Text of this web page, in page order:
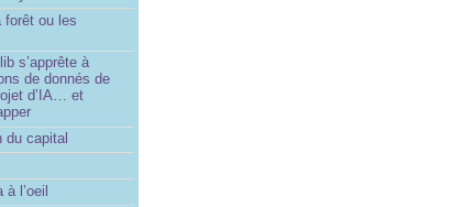
forêt ou les
s’apprête à
de donnés de
d’IA… et
du capital
à l’oeil